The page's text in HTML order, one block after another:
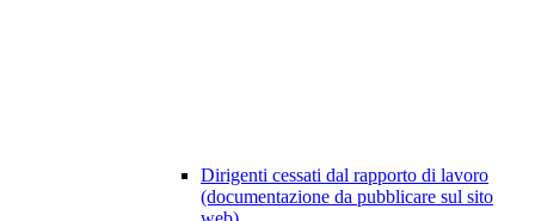
Dirigenti cessati dal rapporto di lavoro
(documentazione da pubblicare sul sito